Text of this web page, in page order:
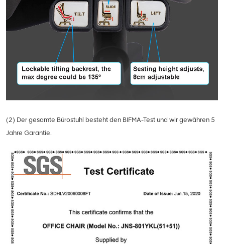
(2) Der gesamte Bürostuhl besteht den BIFMA-Test und wir gewähren 5
Jahre Garantie.